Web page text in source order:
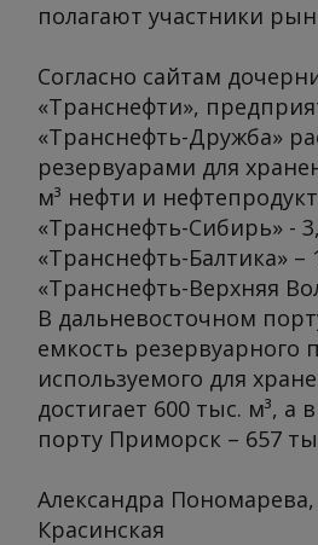
полагают участники
Согласно сайтам
«Транснефти»,
«Транснефть-Дружба»
резервуарами для
м³ нефти и
«Транснефть-Сибирь» -
«Транснефть-Балтика» –
«Транснефть-Верхняя
В дальневосточном
емкость резервуарного
используемого для
достигает 600 тыс. м³, а
порту Приморск – 657
Александра Пономарева,
Красинская